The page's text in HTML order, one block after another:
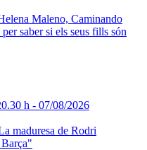
Maleno, Caminando
saber si els seus fills són
h - 07/08/2026
maduresa de Rodri